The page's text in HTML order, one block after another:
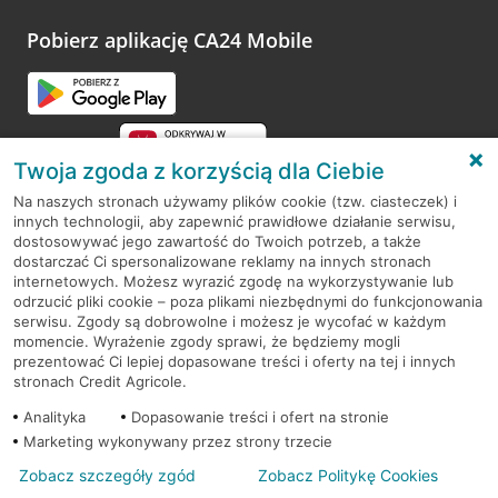
opinie.
Pobierz aplikację CA24 Mobile
RODO
Regulamin serwisu
Mapa serwisu
PolitykaCookies
© 2026 Credit Agricole Bank Polska S.A. Wszelkie prawa zastrzeżone
Twoja zgoda z korzyścią dla Ciebie
Na naszych stronach używamy plików cookie (tzw. ciasteczek) i
innych technologii, aby zapewnić prawidłowe działanie serwisu,
dostosowywać jego zawartość do Twoich potrzeb, a także
dostarczać Ci spersonalizowane reklamy na innych stronach
internetowych. Możesz wyrazić zgodę na wykorzystywanie lub
odrzucić pliki cookie – poza plikami niezbędnymi do funkcjonowania
serwisu. Zgody są dobrowolne i możesz je wycofać w każdym
momencie. Wyrażenie zgody sprawi, że będziemy mogli
prezentować Ci lepiej dopasowane treści i oferty na tej i innych
stronach Credit Agricole.
Analityka
Dopasowanie treści i ofert na stronie
Marketing wykonywany przez strony trzecie
Zobacz szczegóły zgód Zobacz Politykę Cookies